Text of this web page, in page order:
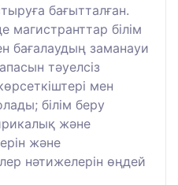
бағытталған.
магистранттар білім
бағалаудың заманауи
тәуелсіз
мен
білім беру
және
және
нәтижелерін өңдей